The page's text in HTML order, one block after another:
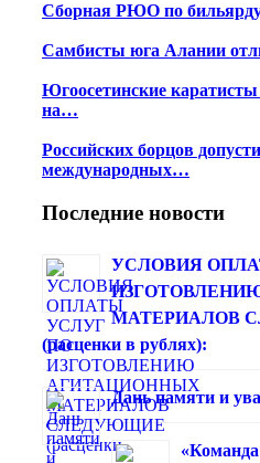
Сборная РЮО по
Самбисты юга Алании
Югоосетинские
на…
Российских борцов
международных…
Последние новости
УСЛОВИЯ
МАТЕРИАЛОВ
(расценки в рублях):
Дань памяти и